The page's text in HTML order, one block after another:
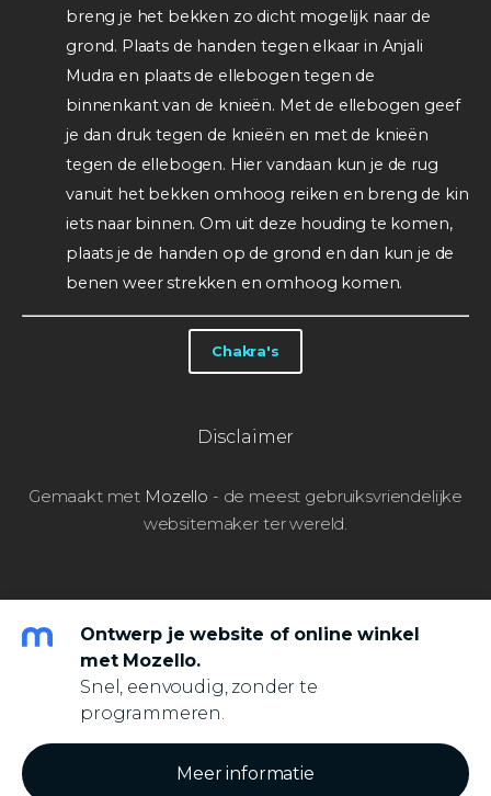
breng je het bekken zo dicht mogelijk naar de
grond. Plaats de handen tegen elkaar in Anjali
Mudra en plaats de ellebogen tegen de
binnenkant van de knieën. Met de ellebogen geef
je dan druk tegen de knieën en met de knieën
tegen de ellebogen. Hier vandaan kun je de rug
vanuit het bekken omhoog reiken en breng de kin
iets naar binnen. Om uit deze houding te komen,
plaats je de handen op de grond en dan kun je de
benen weer strekken en omhoog komen.
Chakra's
Disclaimer
Gemaakt met Mozello - de meest gebruiksvriendelijke
websitemaker ter wereld.
Ontwerp je website of online winkel
met Mozello.
Snel, eenvoudig, zonder te
programmeren.
Meer informatie